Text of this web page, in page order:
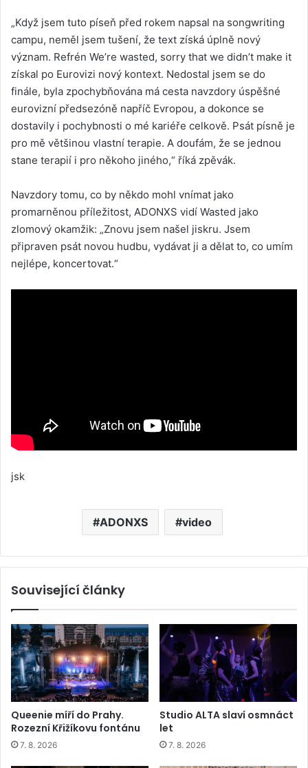
„Když jsem tuto píseň před rokem napsal na songwriting
campu, neměl jsem tušení, že text získá úplně nový
význam. Refrén We’re wasted, sorry that we didn’t make it
získal po Eurovizi nový kontext. Nedostal jsem se do
finále, byla zpochybňována má cesta navzdory úspěšné
eurovizní předsezóně napříč Evropou, a dokonce se
dostavily i pochybnosti o mé kariéře celkově. Psát písně je
pro mě většinou vlastní terapie. A doufám, že se jednou
stane terapií i pro někoho jiného,“ říká zpěvák.
Navzdory tomu, co by někdo mohl vnímat jako
promarněnou příležitost, ADONXS vidí Wasted jako
zlomový okamžik: „Znovu jsem našel jiskru. Jsem
připraven psát novou hudbu, vydávat ji a dělat to, co umím
nejlépe, koncertovat.“
jsk
ADONXS video
Související články
Queenie míří do Prahy.
Rozezní Křižíkovu fontánu
7. 8. 2026
Studio ALTA slaví osmnáct
let
7. 8. 2026